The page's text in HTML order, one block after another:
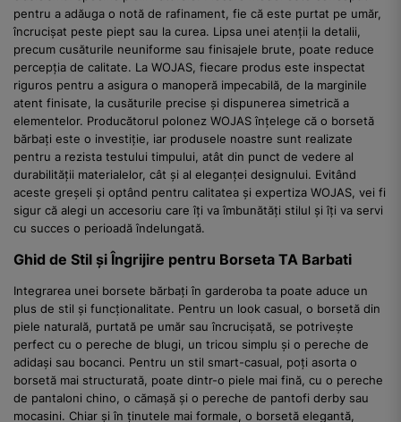
pentru a adăuga o notă de rafinament, fie că este purtat pe umăr,
încrucișat peste piept sau la curea. Lipsa unei atenții la detalii,
precum cusăturile neuniforme sau finisajele brute, poate reduce
percepția de calitate. La WOJAS, fiecare produs este inspectat
riguros pentru a asigura o manoperă impecabilă, de la marginile
atent finisate, la cusăturile precise și dispunerea simetrică a
elementelor. Producătorul polonez WOJAS înțelege că o borsetă
bărbați este o investiție, iar produsele noastre sunt realizate
pentru a rezista testului timpului, atât din punct de vedere al
durabilității materialelor, cât și al eleganței designului. Evitând
aceste greșeli și optând pentru calitatea și expertiza WOJAS, vei fi
sigur că alegi un accesoriu care îți va îmbunătăți stilul și îți va servi
cu succes o perioadă îndelungată.
Ghid de Stil și Îngrijire pentru Borseta TA Barbati
Integrarea unei borsete bărbați în garderoba ta poate aduce un
plus de stil și funcționalitate. Pentru un look casual, o borsetă din
piele naturală, purtată pe umăr sau încrucișată, se potrivește
perfect cu o pereche de blugi, un tricou simplu și o pereche de
adidași sau bocanci. Pentru un stil smart-casual, poți asorta o
borsetă mai structurată, poate dintr-o piele mai fină, cu o pereche
de pantaloni chino, o cămașă și o pereche de pantofi derby sau
mocasini. Chiar și în ținutele mai formale, o borsetă elegantă,